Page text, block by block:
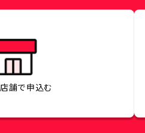
舗で申込む